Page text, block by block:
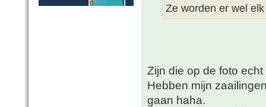
Ze worden er wel
Zijn die op de foto
Hebben mijn
gaan haha.